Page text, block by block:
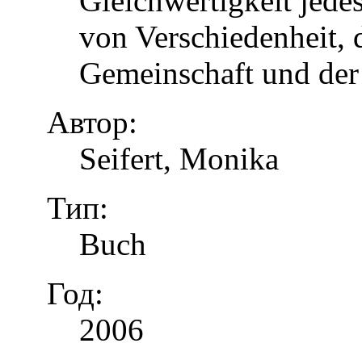
von Verschiedenheit,
Gemeinschaft und
Автор:
Seifert, Monika
Тип:
Buch
Год:
2006